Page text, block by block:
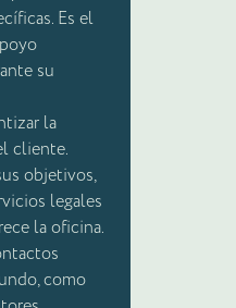
Es el
su
la
cliente.
objetivos,
legales
la oficina.
como